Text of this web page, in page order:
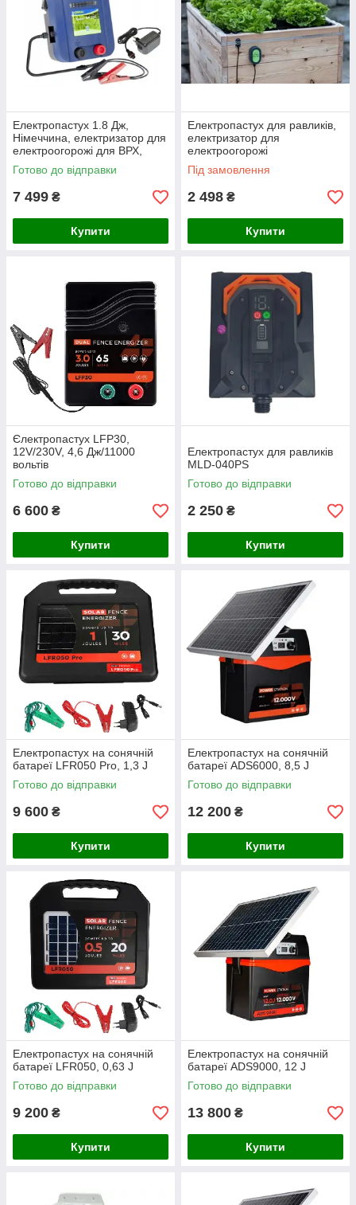
Електропастух 1.8 Дж,
Німеччина, електризатор для
електроогорожі для ВРХ,
коней
Готово до відправки
7 499 ₴
Купити
Електропастух для равликів,
електризатор для
електроогорожі
Під замовлення
2 498 ₴
Купити
Єлектропастух LFP30,
12V/230V, 4,6 Дж/11000
вольтів
Готово до відправки
6 600 ₴
Купити
Електропастух для равликів
MLD-040PS
Готово до відправки
2 250 ₴
Купити
Електропастух на сонячній
батареї LFR050 Pro, 1,3 J
Готово до відправки
9 600 ₴
Купити
Електропастух на сонячній
батареї ADS6000, 8,5 J
Готово до відправки
12 200 ₴
Купити
Електропастух на сонячній
батареї LFR050, 0,63 J
Готово до відправки
9 200 ₴
Купити
Електропастух на сонячній
батареї ADS9000, 12 J
Готово до відправки
13 800 ₴
Купити